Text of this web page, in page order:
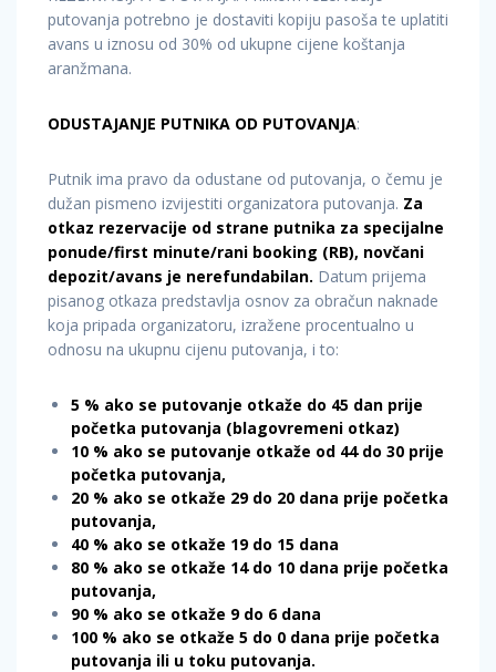
putovanja potrebno je dostaviti kopiju pasoša te uplatiti
avans u iznosu od 30% od ukupne cijene koštanja
aranžmana.
ODUSTAJANJE PUTNIKA OD PUTOVANJA:
Putnik ima pravo da odustane od putovanja, o čemu je
dužan pismeno izvijestiti organizatora putovanja. Za
otkaz rezervacije od strane putnika za specijalne
ponude/first minute/rani booking (RB), novčani
depozit/avans je nerefundabilan. Datum prijema
pisanog otkaza predstavlja osnov za obračun naknade
koja pripada organizatoru, izražene procentualno u
odnosu na ukupnu cijenu putovanja, i to:
5 % ako se putovanje otkaže do 45 dan prije
početka putovanja (blagovremeni otkaz)
10 % ako se putovanje otkaže od 44 do 30 prije
početka putovanja,
20 % ako se otkaže 29 do 20 dana prije početka
putovanja,
40 % ako se otkaže 19 do 15 dana
80 % ako se otkaže 14 do 10 dana prije početka
putovanja,
90 % ako se otkaže 9 do 6 dana
100 % ako se otkaže 5 do 0 dana prije početka
putovanja ili u toku putovanja.